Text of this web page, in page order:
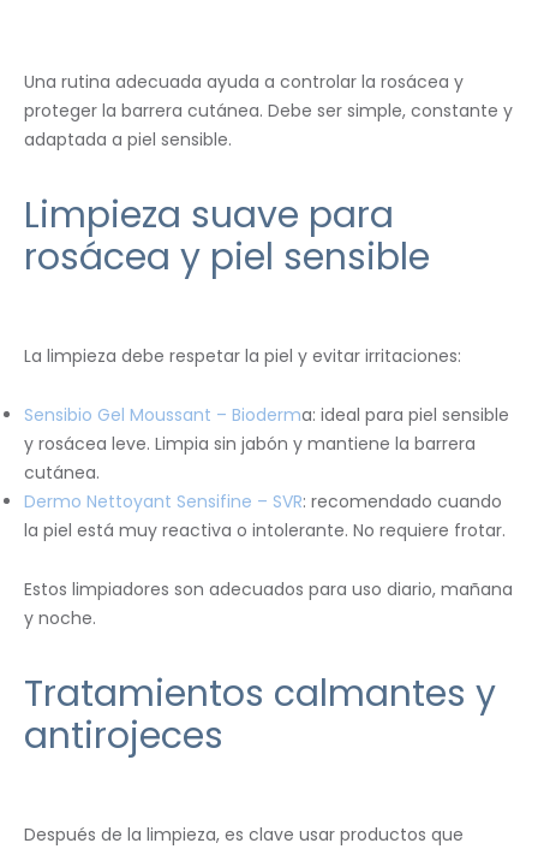
Una rutina adecuada ayuda a controlar la rosácea y
proteger la barrera cutánea. Debe ser simple, constante y
adaptada a piel sensible.
Limpieza suave para
rosácea y piel sensible
La limpieza debe respetar la piel y evitar irritaciones:
Sensibio Gel Moussant – Bioderma: ideal para piel sensible
y rosácea leve. Limpia sin jabón y mantiene la barrera
cutánea.
Dermo Nettoyant Sensifine – SVR: recomendado cuando
la piel está muy reactiva o intolerante. No requiere frotar.
Estos limpiadores son adecuados para uso diario, mañana
y noche.
Tratamientos calmantes y
antirojeces
Después de la limpieza, es clave usar productos que